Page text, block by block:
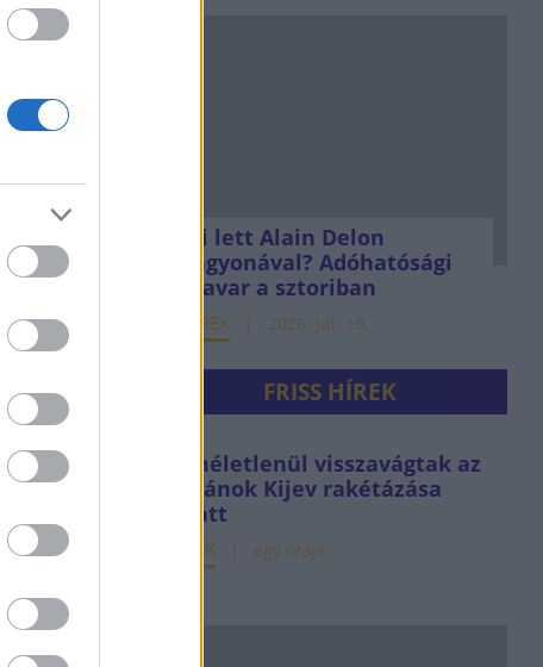
Mi lett Alain Delon
vagyonával? Adóhatósági
csavar a sztoriban
HÍREK 2026. júl. 19.
FRISS HÍREK
Kíméletlenül visszavágtak az
ukránok Kijev rakétázása
miatt
HÍREK egy órája